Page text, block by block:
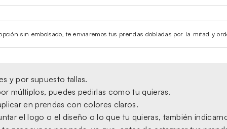
sin embolsado, te enviaremos tus prendas dobladas por la mitad y
y por supuesto tallas.
múltiplos, puedes pedirlas como tu quieras.
en prendas con colores claros.
el logo o el diseño o lo que tu quieras, también